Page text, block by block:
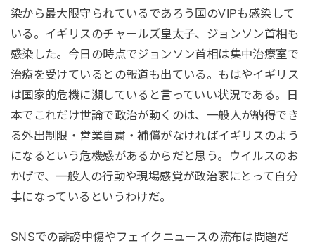
染から最大限守られているであろう国のVIPも感染して
いる。イギリスのチャールズ皇太子、ジョンソン首相も
感染した。今日の時点でジョンソン首相は集中治療室で
治療を受けているとの報道も出ている。もはやイギリス
は国家的危機に瀕していると言っていい状況である。日
本でこれだけ世論で政治が動くのは、一般人が納得でき
る外出制限・営業自粛・補償がなければイギリスのよう
になるという危機感があるからだと思う。ウイルスのお
かげで、一般人の行動や現場感覚が政治家にとって自分
事になっているというわけだ。
SNSでの誹謗中傷やフェイクニュースの流布は問題だ